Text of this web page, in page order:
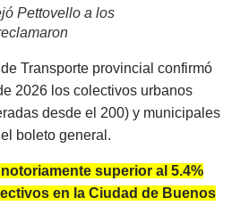
Pettovello a los
Transporte provincial confirmó
2026 los colectivos urbanos
desde el 200) y municipales
boleto general.
superior al 5.4%
en la Ciudad de Buenos